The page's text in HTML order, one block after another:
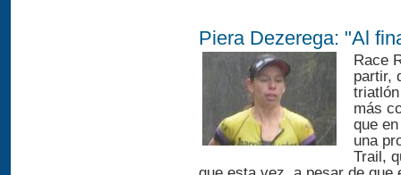
Piera Dezerega: "Al
Race
partir,
más
que
una
Trail,